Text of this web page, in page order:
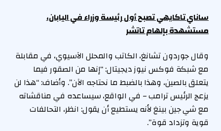
ساناي تاكايهي تصبح أول رئيسة وزراء في اليابان،
مستشهدة بإلهام تاتشر
وقال جوردون تشانغ، الكاتب والمحلل الآسيوي، في مقابلة
مع شبكة فوكس نيوز ديجيتال: “إنها من الصقور فيما
يتعلق بالصين، وهذا بالضبط ما نحتاجه الآن”. وأضاف: “هذا لن
يزعج الرئيس ترامب – في الواقع، سيساعده في مناقشاته
مع شي جين بينغ لأنه يستطيع أن يقول: انظر، التحالفات
قوية وتزداد قوة”.